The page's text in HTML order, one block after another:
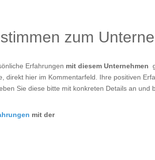
zum
Erfahrungen mit diesem Unternehmen
direkt hier im Kommentarfeld. Ihre positiven
Sie diese bitte mit konkreten Details an
mit der